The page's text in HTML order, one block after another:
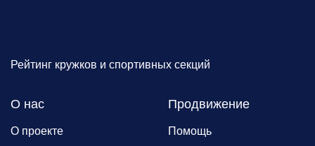
Рейтинг кружков и спортивных секций
О нас
О проекте
Продвижение
Помощь